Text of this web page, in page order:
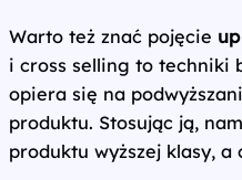
Warto też znać pojęcie
i cross selling to techniki
opiera się na
produktu. Stosując ją,
produktu wyższej klasy, a